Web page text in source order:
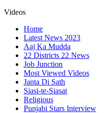
Videos
Home
Latest News 2023
Aaj Ka Mudda
22 Districts 22 News
Job Junction
Most Viewed Videos
Janta Di Sath
Siasi-te-Siasat
Religious
Punjabi Stars Interview